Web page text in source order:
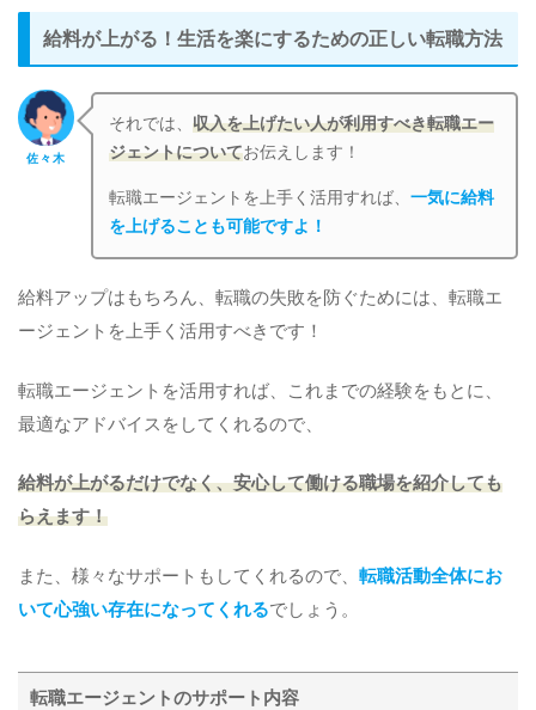
給料が上がる！生活を楽にするための正しい転職方法
佐々木
それでは、収入を上げたい人が利用すべき転職エー
ジェントについてお伝えします！
転職エージェントを上手く活用すれば、一気に給料
を上げることも可能ですよ！
給料アップはもちろん、転職の失敗を防ぐためには、転職エ
ージェントを上手く活用すべきです！
転職エージェントを活用すれば、これまでの経験をもとに、
最適なアドバイスをしてくれるので、
給料が上がるだけでなく、安心して働ける職場を紹介しても
らえます！
また、様々なサポートもしてくれるので、 転職活動全体にお
いて心強い存在になってくれるでしょう。
転職エージェントのサポート内容